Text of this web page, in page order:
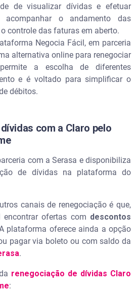
de visualizar dívidas e efetuar
acompanhar o andamento das
controle das faturas em aberto.
Negocia Fácil, em parceria
alternativa online para renegociar
a escolha de diferentes
e é voltado para simplificar o
débitos.
com a Claro pelo
com a Serasa e disponibiliza
de dívidas na plataforma do
canais de renegociação é que,
encontrar ofertas com descontos
plataforma oferece ainda a opção
pagar via boleto ou com saldo da
.
renegociação de dívidas Claro
: